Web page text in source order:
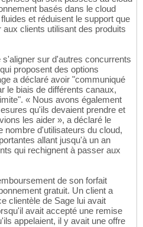
basés dans le cloud
et réduisent le support que
clients utilisant des produits
sur d'autres concurrents
proposent des options
a déclaré avoir "communiqué
le biais de différents canaux,
« Nous avons également
qu'ils devaient prendre et
les aider », a déclaré le
nombre d'utilisateurs du cloud,
allant jusqu'à un an
qui rechignent à passer aux
de son forfait
gratuit. Un client a
clientèle de Sage lui avait
avait accepté une remise
appelaient, il y avait une offre